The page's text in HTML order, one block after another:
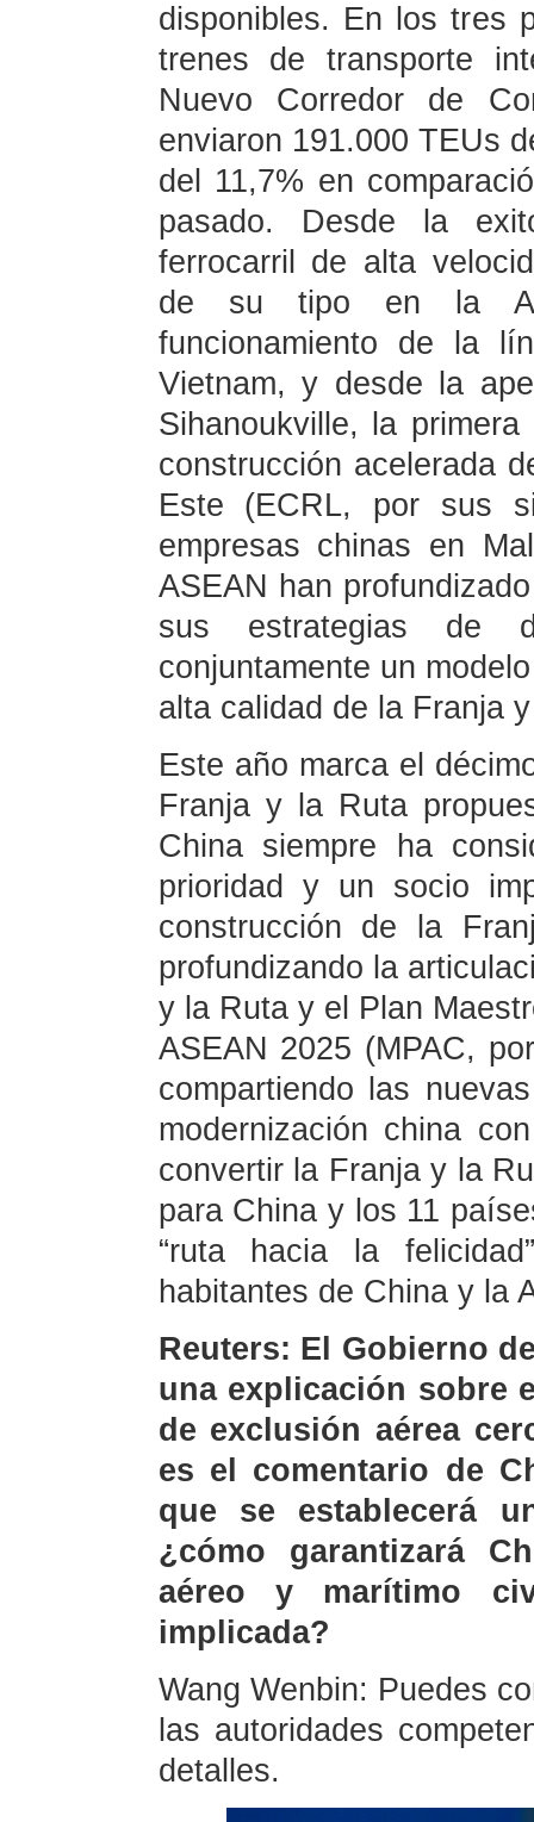
disponibles. En los tres
trenes de transporte
Nuevo Corredor de
enviaron 191.000 TEUs
del 11,7% en
pasado. Desde la
ferrocarril de alta
de su tipo en la
funcionamiento de la
Vietnam, y desde la
Sihanoukville, la
construcción acelerada
Este (ECRL, por sus
empresas chinas en
ASEAN han
sus estrategias de
conjuntamente un
alta calidad de la Franja
Este año marca el
Franja y la Ruta
China siempre ha
prioridad y un socio
construcción de la
profundizando la
y la Ruta y el Plan
ASEAN 2025 (MPAC,
compartiendo las
modernización china
convertir la Franja y la
para China y los 11
“ruta hacia la
habitantes de China y la
Reuters: El Gobierno
una explicación sobre
de exclusión aérea
es el comentario de
que se establecerá
¿cómo garantizará
aéreo y marítimo
implicada?
Wang Wenbin: Puedes
las autoridades
detalles.